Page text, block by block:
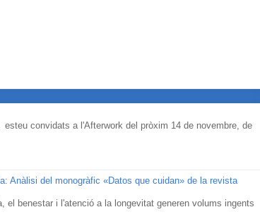
convidats a l'Afterwork del pròxim 14 de novembre, de
Anàlisi del monogràfic «Datos que cuidan» de la revista
el benestar i l'atenció a la longevitat generen volums ingents